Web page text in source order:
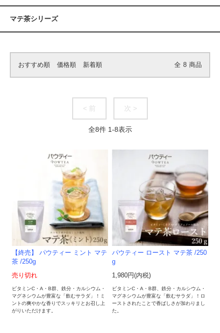
マテ茶シリーズ
おすすめ順 価格順 新着順 全 8 商品
< 前 次 >
全8件 1-8表示
【終売】 パウティー ミント マテ
茶 /250g
売り切れ
ビタミンC・A・B群、鉄分・カルシウム・
マグネシウムが豊富な「飲むサラダ」！ミ
ントの爽やかな香りでスッキリとお召し上
がりいただけます。
パウティー ロースト マテ茶 /250
g
1,980円(内税)
ビタミンC・A・B群、鉄分・カルシウム・
マグネシウムが豊富な「飲むサラダ」！ロ
ーストされたことで香ばしさが加わりまし
た。